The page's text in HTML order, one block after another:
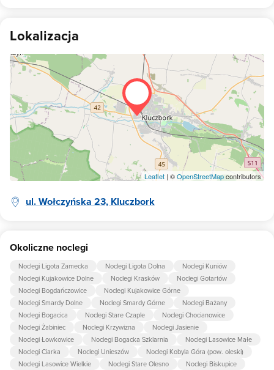
Lokalizacja
Leaflet | ©OpenStreetMapcontributors
ul. Wołczyńska 23, Kluczbork
Okoliczne noclegi
Noclegi Ligota Zamecka Noclegi Ligota Dolna
Noclegi Kuniów
Noclegi Kujakowice Dolne
Noclegi Krasków
Noclegi Gotartów
Noclegi Bogdańczowice
Noclegi Kujakowice Górne
Noclegi Smardy Dolne
Noclegi Smardy Górne
Noclegi Bażany
Noclegi Bogacica
Noclegi Stare Czaple
Noclegi Chocianowice
Noclegi Żabiniec
Noclegi Krzywizna
Noclegi Jasienie
Noclegi Łowkowice
Noclegi Bogacka Szklarnia
Noclegi Lasowice Małe
Noclegi Ciarka
Noclegi Unieszów
Noclegi Kobyla Góra (pow. oleski)
Noclegi Lasowice Wielkie
Noclegi Stare Olesno
Noclegi Biskupice